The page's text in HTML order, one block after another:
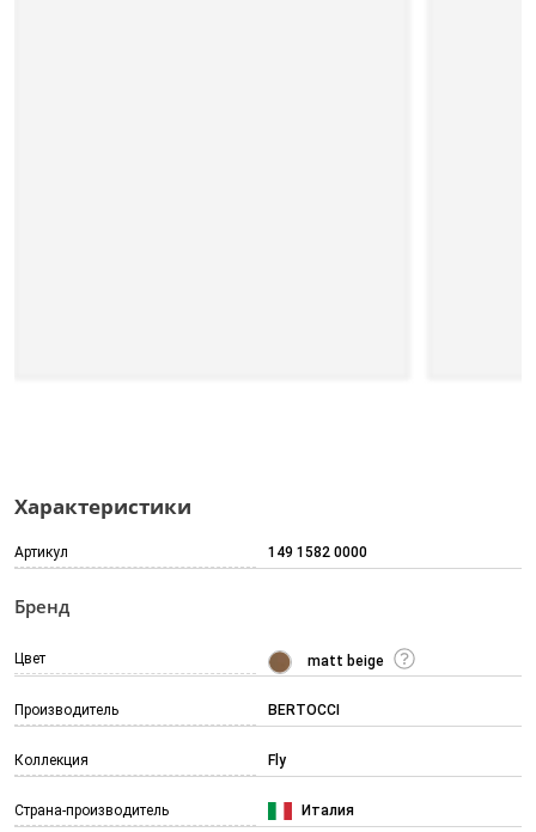
Характеристики
Артикул 149 1582 0000
Бренд
Цвет matt beige
Производитель BERTOCCI
Коллекция Fly
Страна-производитель Италия